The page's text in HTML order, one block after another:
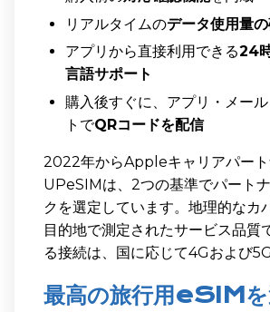
リアルタイムのデータ使用量
アプリから直接利用できる24
言語サポート
購入後すぐに、アプリ・メー
トでQRコードを配信
2022年からAppleキャリアパート
UPeSIMは、2つの基準でパート
クを選定しています。地理的なカ
目的地で測定されたサービス品質
る接続は、国に応じて4Gおよび5G
最高の旅行用eSIMを